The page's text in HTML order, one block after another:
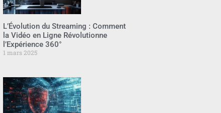
L’Évolution du Streaming : Comment
la Vidéo en Ligne Révolutionne
l’Expérience 360°
1 mars 2025